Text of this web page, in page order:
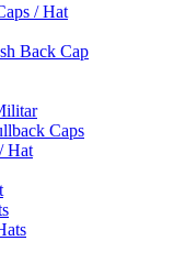
/ Hat
Back Cap
Caps
Hat